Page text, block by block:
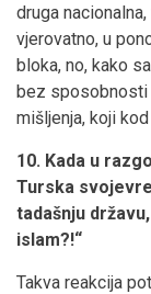
druga
vjerovatno, u
bloka, no, kako
bez sposobnosti
mišljenja, koji
10. Kada u
Turska
tadašnju
islam?!“
Takva reakcija